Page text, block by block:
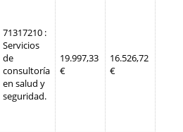
71317210 :
Servicios
de
consultoría
en salud y
seguridad.
19.997,33
€
16.526,72
€